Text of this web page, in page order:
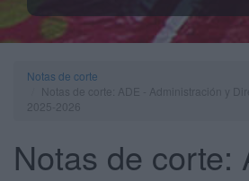
Notas de corte
Notas de corte: